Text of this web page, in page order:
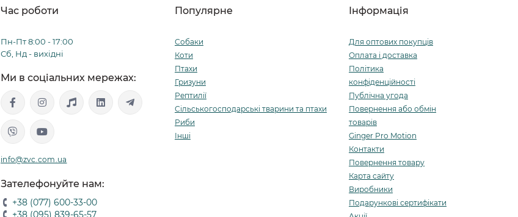
Час роботи
Пн-Пт 8:00 - 17:00
Сб, Нд - вихідні
Ми в соціальних мережах:
info@zvc.com.ua
Зателефонуйте нам:
+38 (077) 600-33-00
+38 (095) 839-65-57
Популярне
Собаки
Коти
Птахи
Гризуни
Рептилії
Сільськогосподарські тварини та птахи
Риби
Інші
Інформація
Для оптових покупців
Оплата і доставка
Політика
конфіденційності
Публічна угода
Повернення або обмін
товарів
Ginger Pro Motion
Контакти
Повернення товару
Карта сайту
Виробники
Подарункові сертифікати